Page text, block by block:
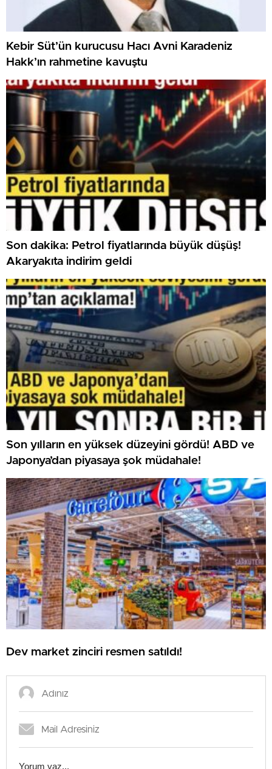
Kebir Süt’ün kurucusu Hacı Avni Karadeniz
Hakk’ın rahmetine kavuştu
Son dakika: Petrol fiyatlarında büyük düşüş!
Akaryakıta indirim geldi
Son yılların en yüksek düzeyini gördü! ABD ve
Japonya’dan piyasaya şok müdahale!
Dev market zinciri resmen satıldı!